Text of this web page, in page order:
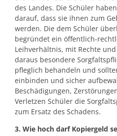
des Landes. Die Schüler
darauf, dass sie ihnen zum
werden. Die dem Schüler
begründet ein öffentlich-
Leihverhältnis, mit Rechte
daraus besondere
pfleglich behandeln und
einbinden und sicher
Beschädigungen,
Verletzen Schüler die
zum Ersatz des Schadens.
3. Wie hoch darf Kopiergeld